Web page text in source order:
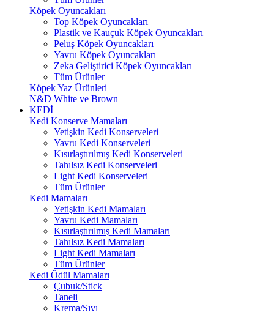
Köpek Oyuncakları
Top Köpek Oyuncakları
Plastik ve Kauçuk Köpek Oyuncakları
Peluş Köpek Oyuncakları
Yavru Köpek Oyuncakları
Zeka Geliştirici Köpek Oyuncakları
Tüm Ürünler
Köpek Yaz Ürünleri
N&D White ve Brown
KEDİ
Kedi Konserve Mamaları
Yetişkin Kedi Konserveleri
Yavru Kedi Konserveleri
Kısırlaştırılmış Kedi Konserveleri
Tahılsız Kedi Konserveleri
Light Kedi Konserveleri
Tüm Ürünler
Kedi Mamaları
Yetişkin Kedi Mamaları
Yavru Kedi Mamaları
Kısırlaştırılmış Kedi Mamaları
Tahılsız Kedi Mamaları
Light Kedi Mamaları
Tüm Ürünler
Kedi Ödül Mamaları
Çubuk/Stick
Taneli
Krema/Sıvı